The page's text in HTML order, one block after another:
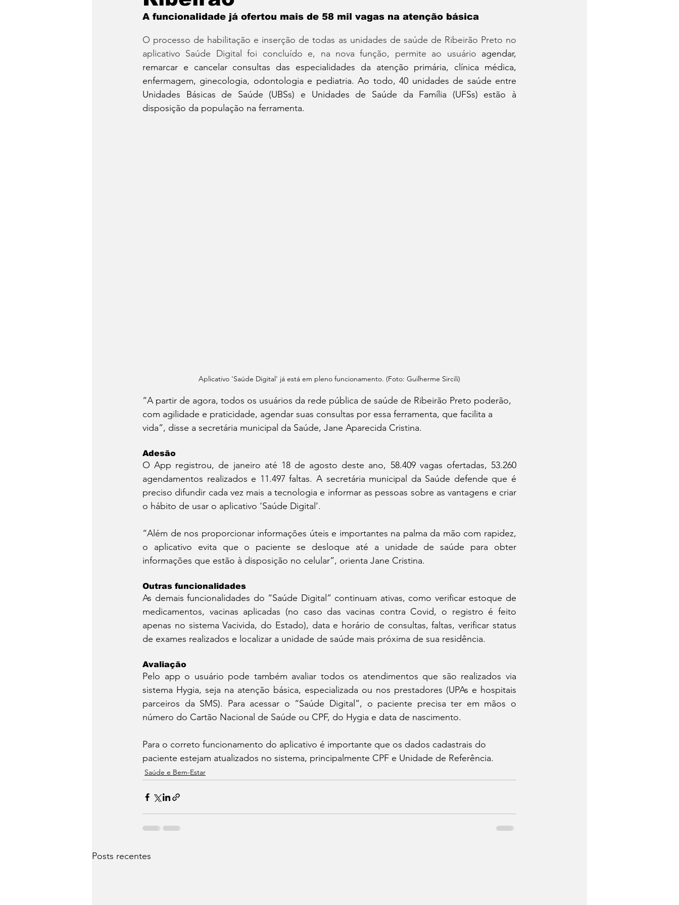
Notícias da semana Meio Ambiente Política
A funcionalidade já ofertou mais de 58 mil vagas na atenção básica
O processo de habilitação e inserção de todas as unidades de saúde de Ribeirão Preto no
aplicativo Saúde Digital foi concluído e, na nova função, permite ao usuário agendar,
remarcar e cancelar consultas das especialidades da atenção primária, clínica médica,
enfermagem, ginecologia, odontologia e pediatria. Ao todo, 40 unidades de saúde entre
Unidades Básicas de Saúde (UBSs) e Unidades de Saúde da Família (UFSs) estão à
disposição da população na ferramenta.
Aplicativo 'Saúde Digital' já está em pleno funcionamento. (Foto: Guilherme Sircili)
“A partir de agora, todos os usuários da rede pública de saúde de Ribeirão Preto poderão,
com agilidade e praticidade, agendar suas consultas por essa ferramenta, que facilita a
vida”, disse a secretária municipal da Saúde, Jane Aparecida Cristina.
Adesão
O App registrou, de janeiro até 18 de agosto deste ano, 58.409 vagas ofertadas, 53.260
agendamentos realizados e 11.497 faltas. A secretária municipal da Saúde defende que é
preciso difundir cada vez mais a tecnologia e informar as pessoas sobre as vantagens e criar
o hábito de usar o aplicativo ‘Saúde Digital’.
“Além de nos proporcionar informações úteis e importantes na palma da mão com rapidez,
o aplicativo evita que o paciente se desloque até a unidade de saúde para obter
informações que estão à disposição no celular”, orienta Jane Cristina.
Outras funcionalidades
As demais funcionalidades do “Saúde Digital” continuam ativas, como verificar estoque de
medicamentos, vacinas aplicadas (no caso das vacinas contra Covid, o registro é feito
apenas no sistema Vacivida, do Estado), data e horário de consultas, faltas, verificar status
de exames realizados e localizar a unidade de saúde mais próxima de sua residência.
Avaliação
Pelo app o usuário pode também avaliar todos os atendimentos que são realizados via
sistema Hygia, seja na atenção básica, especializada ou nos prestadores (UPAs e hospitais
parceiros da SMS). Para acessar o “Saúde Digital”, o paciente precisa ter em mãos o
número do Cartão Nacional de Saúde ou CPF, do Hygia e data de nascimento.
Para o correto funcionamento do aplicativo é importante que os dados cadastrais do
paciente estejam atualizados no sistema, principalmente CPF e Unidade de Referência.
Saúde e Bem-Estar
Posts recentes